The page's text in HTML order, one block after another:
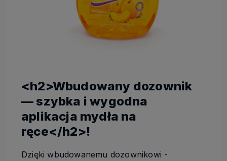
<h2>Wbudowany dozownik
— szybka i wygodna
aplikacja mydła na
ręce</h2>!
Dzięki wbudowanemu dozownikowi -